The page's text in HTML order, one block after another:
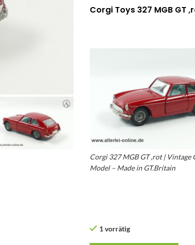
Corgi Toys 327 MGB GT
Corgi 327 MGB GT ,rot | Vintage
Model – Made in GT.Britain
1 vorrätig